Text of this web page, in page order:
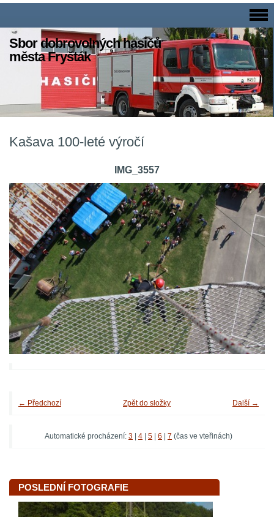
Sbor dobrovolných hasičů
města Fryšták
Kašava 100-leté výročí
IMG_3557
← Předchozí Další →
Zpět do složky
Automatické procházení: 3 4 5 6 7 (čas ve vteřinách)
POSLEDNÍ FOTOGRAFIE